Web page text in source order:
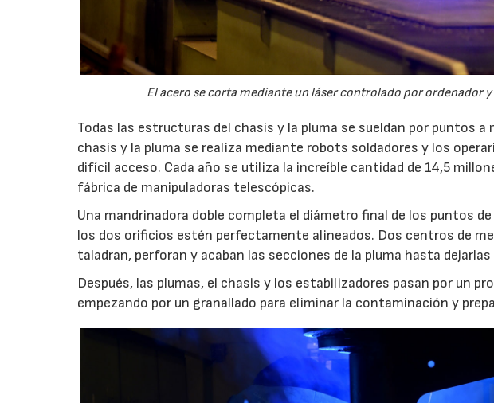
El acero se corta mediante un láser controlado por ordenador
Todas las estructuras del chasis y la pluma se sueldan por puntos a
chasis y la pluma se realiza mediante robots soldadores y los
difícil acceso. Cada año se utiliza la increíble cantidad de 14,5
fábrica de manipuladoras telescópicas.
Una mandrinadora doble completa el diámetro final de los puntos
los dos orificios estén perfectamente alineados. Dos centros de
taladran, perforan y acaban las secciones de la pluma hasta
Después, las plumas, el chasis y los estabilizadores pasan por un
empezando por un granallado para eliminar la contaminación y